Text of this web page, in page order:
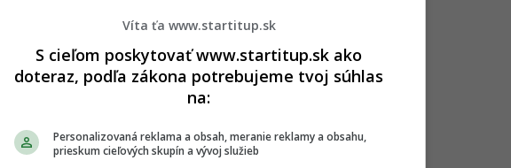
Víta ťa www.startitup.sk
S cieľom poskytovať www.startitup.sk ako
doteraz, podľa zákona potrebujeme tvoj súhlas
na:
Personalizovaná reklama a obsah, meranie reklamy a obsahu,
prieskum cieľových skupín a vývoj služieb